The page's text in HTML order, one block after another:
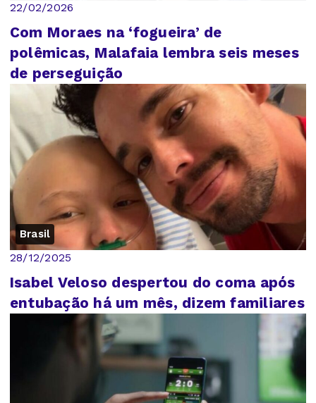
22/02/2026
Com Moraes na ‘fogueira’ de
polêmicas, Malafaia lembra seis meses
de perseguição
Brasil
28/12/2025
Isabel Veloso despertou do coma após
entubação há um mês, dizem familiares